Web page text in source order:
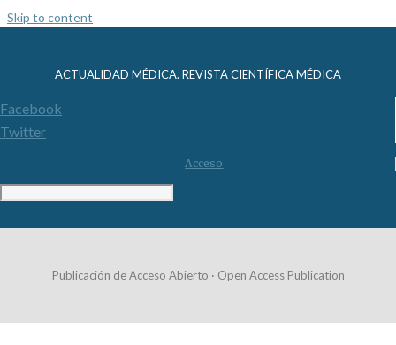
Skip to content
ACTUALIDAD MÉDICA. REVISTA CIENTÍFICA MÉDICA
Facebook
Twitter
Acceso
Publicación de Acceso Abierto · Open Access Publication